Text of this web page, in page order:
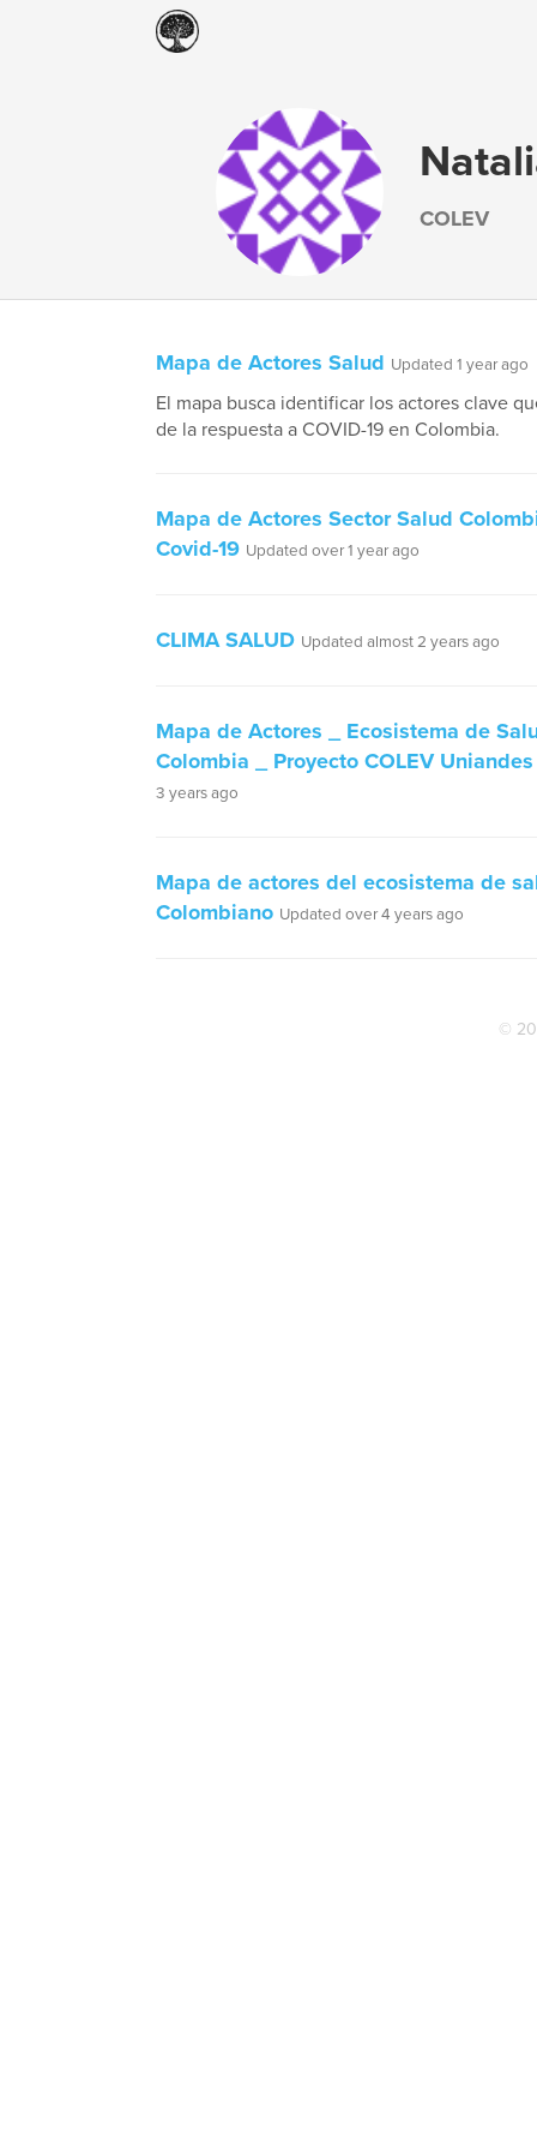
COLEV
Mapa de Actores Salud Updated 1 year ago
El mapa busca identificar los actores clave
de la respuesta a COVID-19 en Colombia.
Mapa de Actores Sector Salud
Covid-19 Updated over 1 year ago
CLIMA SALUD Updated almost 2 years ago
Mapa de Actores _ Ecosistema de
Colombia _ Proyecto COLEV Uniandes
3 years ago
Mapa de actores del ecosistema de
Colombiano Updated over 4 years ago
©